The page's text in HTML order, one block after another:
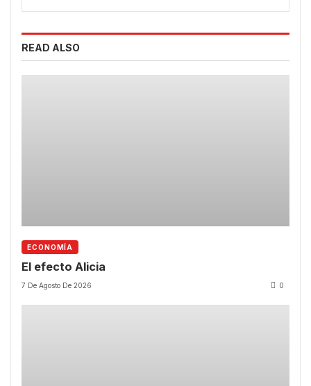
READ ALSO
ECONOMÍA
El efecto Alicia
7 De Agosto De 2026 0